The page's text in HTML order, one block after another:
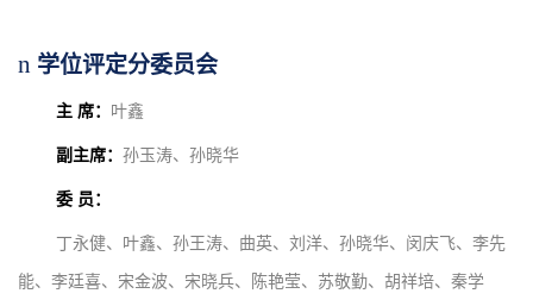
n 学位评定分委员会
主 席： 叶鑫
副主席： 孙玉涛、孙晓华
委 员：
丁永健、叶鑫、孙王涛、曲英、刘洋、孙晓华、闵庆飞、李先
能、李廷喜、宋金波、宋晓兵、陈艳莹、苏敬勤、胡祥培、秦学